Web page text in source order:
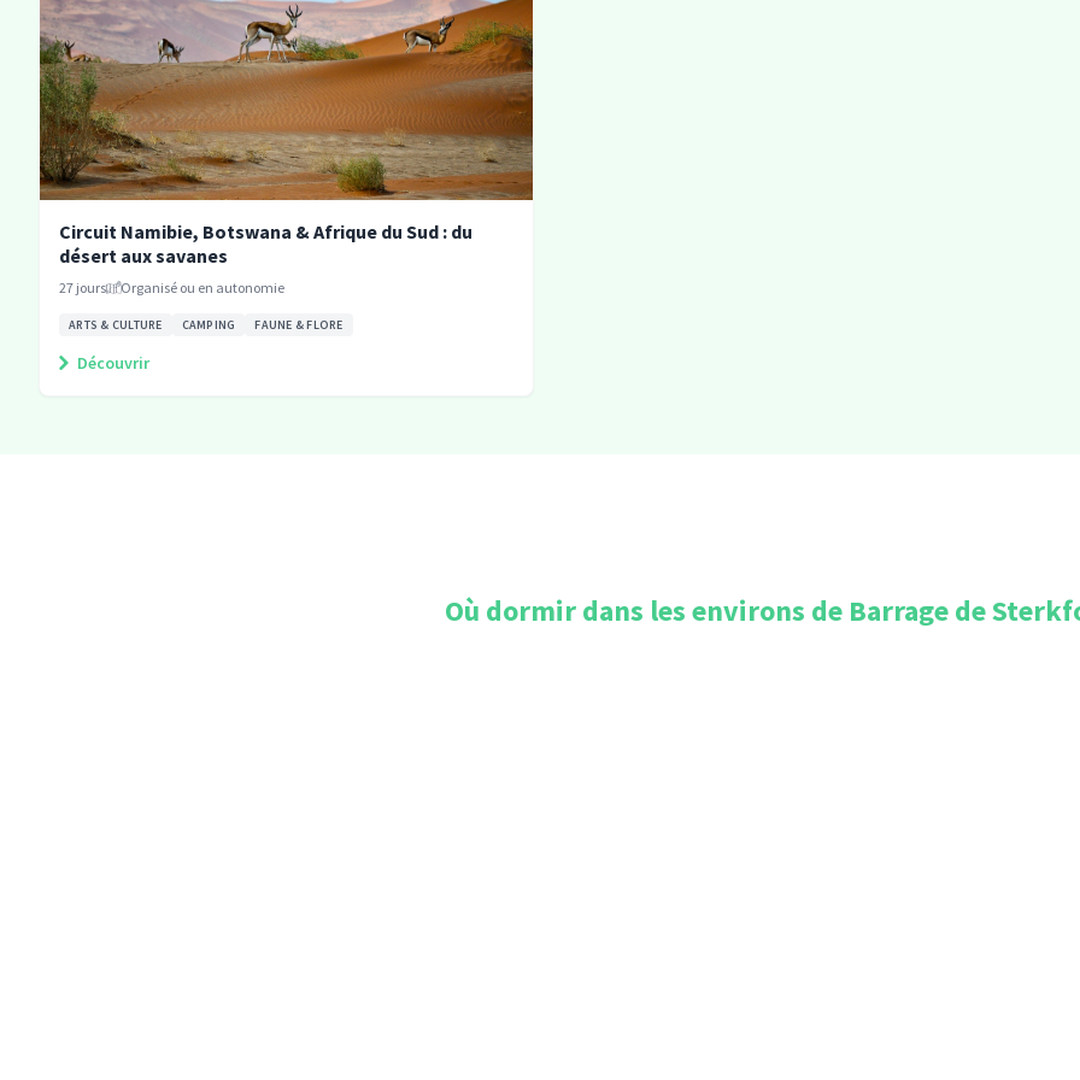
Circuit Namibie, Botswana & Afrique du Sud : du
désert aux savanes
27 jours Organisé ou en autonomie
ARTS & CULTURE CAMPING FAUNE & FLORE
Découvrir
Où dormir dans les environs de Barrage de